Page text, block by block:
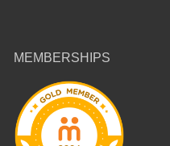
MEMBERSHIPS